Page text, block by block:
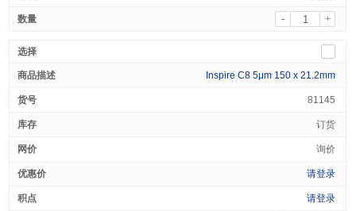
- +
Inspire C8 5μm 150 x 21.2mm
81145
订货
询价
请登录
请登录